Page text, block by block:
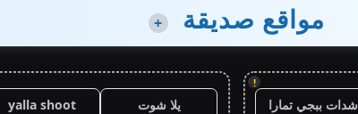
مواقع صديقة +
!
شدات ببجي تمارا يلا شوت
yalla shoot